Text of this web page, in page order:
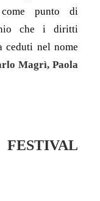
come punto di
che i diritti
nel nome
Magrì, Paola